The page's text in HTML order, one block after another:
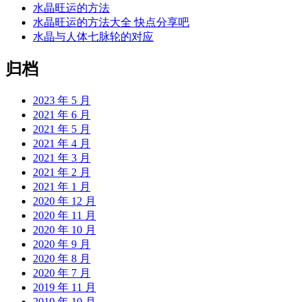
水晶旺运的方法
水晶旺运的方法大全 快点分享吧
水晶与人体七脉轮的对应
归档
2023 年 5 月
2021 年 6 月
2021 年 5 月
2021 年 4 月
2021 年 3 月
2021 年 2 月
2021 年 1 月
2020 年 12 月
2020 年 11 月
2020 年 10 月
2020 年 9 月
2020 年 8 月
2020 年 7 月
2019 年 11 月